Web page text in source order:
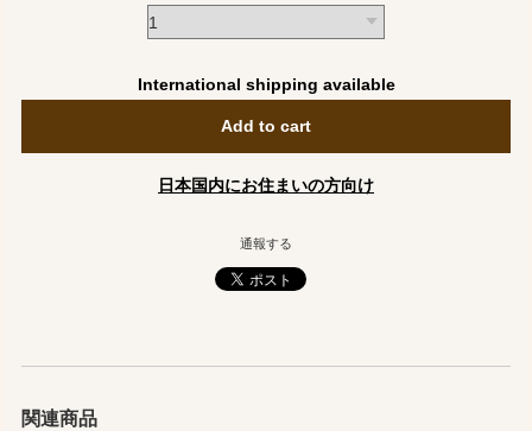
International shipping available
Add to cart
日本国内にお住まいの方向け
通報する
関連商品